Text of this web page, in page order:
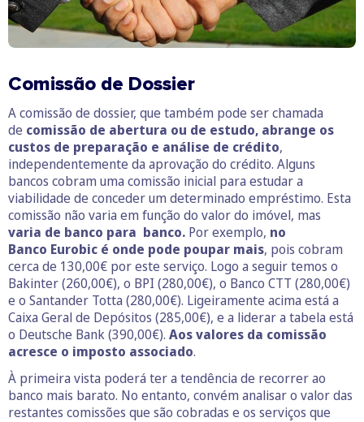
Comissão de Dossier
A comissão de dossier, que também pode ser chamada
de comissão de abertura ou de estudo, abrange os
custos de preparação e análise de crédito,
independentemente da aprovação do crédito. Alguns
bancos cobram uma comissão inicial para estudar a
viabilidade de conceder um determinado empréstimo. Esta
comissão não varia em função do valor do imóvel, mas
varia de banco para banco. Por exemplo, no
Banco Eurobic é onde pode poupar mais, pois cobram
cerca de 130,00€ por este serviço. Logo a seguir temos o
Bakinter (260,00€), o BPI (280,00€), o Banco CTT (280,00€)
e o Santander Totta (280,00€). Ligeiramente acima está a
Caixa Geral de Depósitos (285,00€), e a liderar a tabela está
o Deutsche Bank (390,00€). Aos valores da comissão
acresce o imposto associado.
À primeira vista poderá ter a tendência de recorrer ao
banco mais barato. No entanto, convém analisar o valor das
restantes comissões que são cobradas e os serviços que